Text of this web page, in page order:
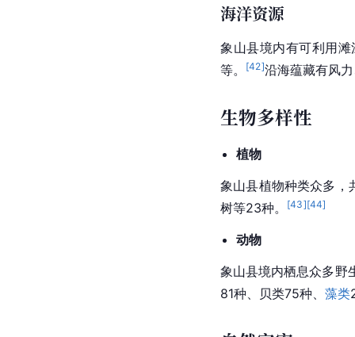
海洋资源
象山县境内有可利用
等。
[42]沿海蕴藏有风
生物多样性
植物
象山县植物种类众多
树等23种。 [43][44]
动物
象山县境内栖息众多野
81种、贝类75种、 藻类